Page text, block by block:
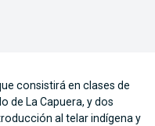
consistirá en clases de
de La Capuera, y dos
al telar indígena y